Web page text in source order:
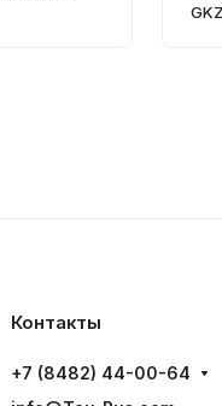
Контакты
+7 (8482) 44-00-64